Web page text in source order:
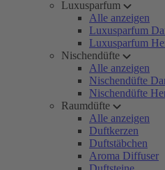
Luxusparfum
Alle anzeigen
Luxusparfum
Luxusparfum
Nischendüfte
Alle anzeigen
Nischendüfte
Nischendüfte
Raumdüfte
Alle anzeigen
Duftkerzen
Duftstäbchen
Aroma Diffuser